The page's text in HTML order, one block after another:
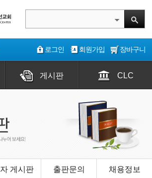
로그인 회원가입 장바구니
게시판 CLC
게시판 출판문의 채용정보